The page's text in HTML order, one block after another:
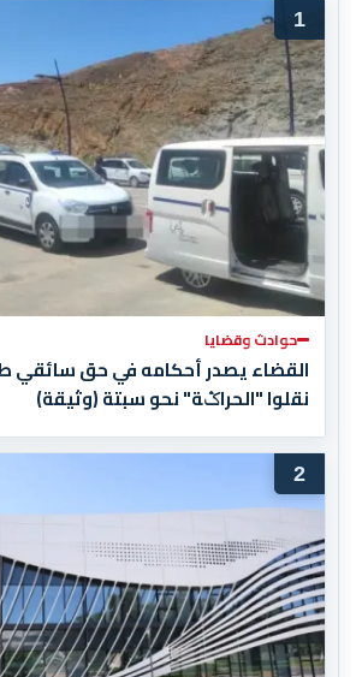
1
حوادث وقضايا
القضاء يصدر أحكامه في حق سائقي
نقلوا "الحراݣة" نحو سبتة (وثيقة)
2